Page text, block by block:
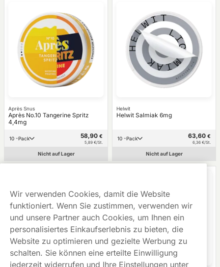
Après Snus
Après No.10 Tangerine Spritz
4,4mg
10 -Pack 58,90 €
5,89 €/St.
Nicht auf Lager
Helwit
Helwit Salmiak 6mg
10 -Pack 63,60 €
6,36 €/St.
Nicht auf Lager
Wir verwenden Cookies, damit die Website
funktioniert. Wenn Sie zustimmen, verwenden wir
und unsere Partner auch Cookies, um Ihnen ein
personalisiertes Einkaufserlebnis zu bieten, die
Website zu optimieren und gezielte Werbung zu
schalten. Sie können eine erteilte Einwilligung
jederzeit widerrufen und Ihre Einstellungen unter